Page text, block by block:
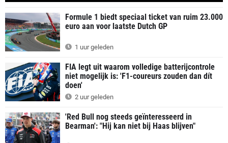
Formule 1 biedt speciaal ticket van ruim 23.000
euro aan voor laatste Dutch GP
1 uur geleden
FIA legt uit waarom volledige batterijcontrole
niet mogelijk is: 'F1-coureurs zouden dan dít
doen'
2 uur geleden
'Red Bull nog steeds geïnteresseerd in
Bearman': "Hij kan niet bij Haas blijven"